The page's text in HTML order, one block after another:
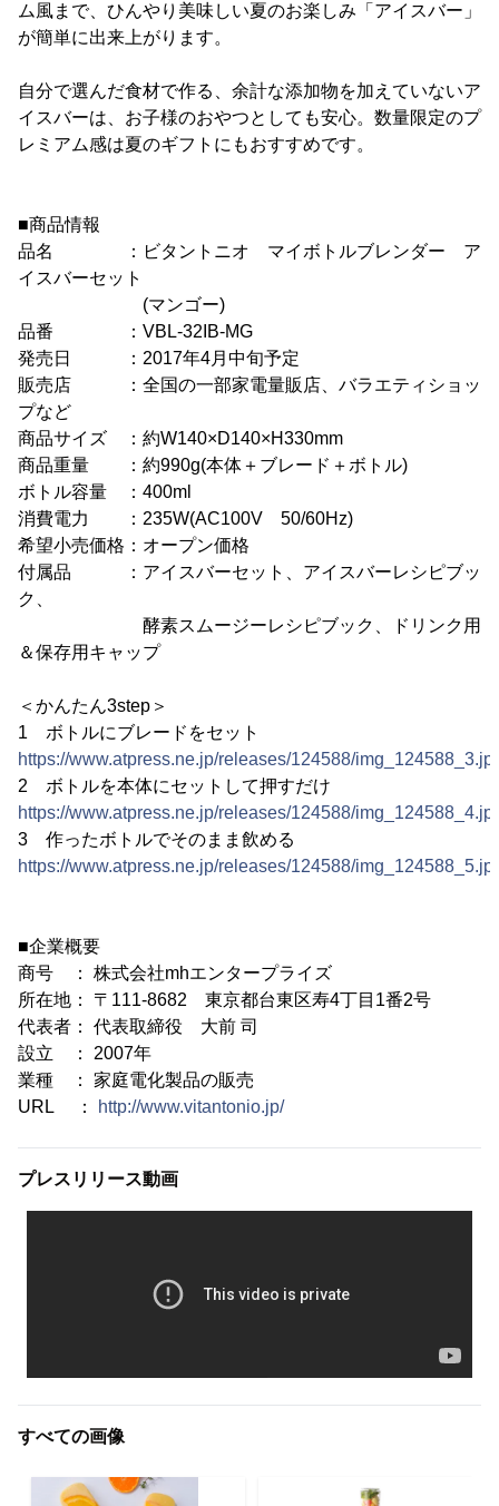
ム風まで、ひんやり美味しい夏のお楽しみ「アイスバー」
が簡単に出来上がります。
自分で選んだ食材で作る、余計な添加物を加えていないア
イスバーは、お子様のおやつとしても安心。数量限定のプ
レミアム感は夏のギフトにもおすすめです。
■商品情報
品名 ：ビタントニオ マイボトルブレンダー ア
イスバーセット
(マンゴー)
品番 ：VBL-32IB-MG
発売日 ：2017年4月中旬予定
販売店 ：全国の一部家電量販店、バラエティショッ
プなど
商品サイズ ：約W140×D140×H330mm
商品重量 ：約990g(本体＋ブレード＋ボトル)
ボトル容量 ：400ml
消費電力 ：235W(AC100V 50/60Hz)
希望小売価格：オープン価格
付属品 ：アイスバーセット、アイスバーレシピブッ
ク、
酵素スムージーレシピブック、ドリンク用
＆保存用キャップ
＜かんたん3step＞
1 ボトルにブレードをセット
https://www.atpress.ne.jp/releases/124588/
2 ボトルを本体にセットして押すだけ
https://www.atpress.ne.jp/releases/124588/
3 作ったボトルでそのまま飲める
https://www.atpress.ne.jp/releases/124588/
■企業概要
商号 ： 株式会社mhエンタープライズ
所在地： 〒111-8682 東京都台東区寿4丁目1番2号
代表者： 代表取締役 大前 司
設立 ： 2007年
業種 ： 家庭電化製品の販売
URL ：
http://www.vitantonio.jp/
プレスリリース動画
すべての画像